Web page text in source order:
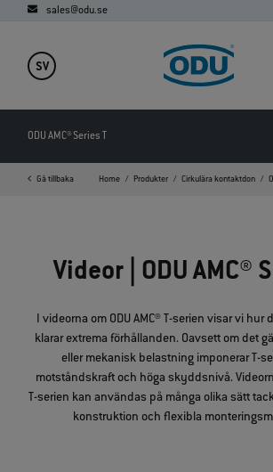
sales@odu.se
SV
ODU AMC® Series T
Produkter i jämförelse
Nedladdningar
Gå tillbaka Home Produkter Cirkulära kontaktdon
Videor | ODU AMC®
I videorna om ODU AMC® T‑serien visar vi
klarar extrema förhållanden. Oavsett om det
eller mekanisk belastning imponerar
motståndskraft och höga skyddsnivå.
T‑serien kan användas på många olika sätt
konstruktion och flexibla